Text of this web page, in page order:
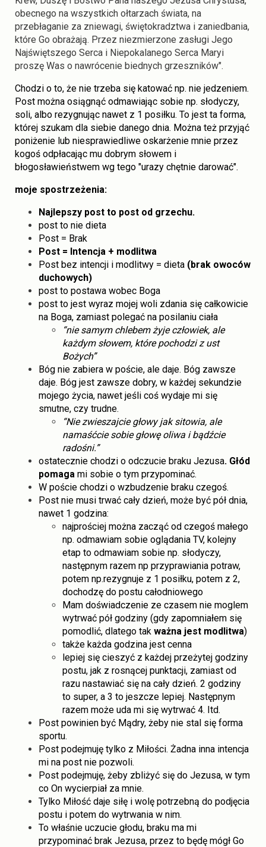
obecnego na wszystkich ołtarzach świata, na
przebłaganie za zniewagi, świętokradztwa i zaniedbania,
które Go obrażają. Przez niezmierzone zasługi Jego
Najświętszego Serca i Niepokalanego Serca Maryi
proszę Was o nawrócenie biednych grzeszników".
Chodzi o to, że nie trzeba się katować np. nie jedzeniem.
Post można osiągnąć odmawiając sobie np. słodyczy,
soli, albo rezygnując nawet z 1 posiłku. To jest ta forma,
której szukam dla siebie danego dnia. Można też przyjąć
poniżenie lub niesprawiedliwe oskarżenie mnie przez
kogoś odpłacając mu dobrym słowem i
błogosławieństwem wg tego "urazy chętnie darować".
moje spostrzeżenia:
Najlepszy post to post od grzechu.
post to nie dieta
Post = Brak
Post = Intencja + modlitwa
Post bez intencji i modlitwy = dieta (brak owoców
duchowych)
post to postawa wobec Boga
post to jest wyraz mojej woli zdania się całkowicie
na Boga, zamiast polegać na posilaniu ciała
“nie samym chlebem żyje człowiek, ale
każdym słowem, które pochodzi z ust
Bożych”
Bóg nie zabiera w poście, ale daje. Bóg zawsze
daje. Bóg jest zawsze dobry, w każdej sekundzie
mojego życia, nawet jeśli coś wydaje mi się
smutne, czy trudne.
“Nie zwieszajcie głowy jak sitowia, ale
namaśćcie sobie głowę oliwa i bądźcie
radośni.”
ostatecznie chodzi o odczucie braku Jezusa. Głód
pomaga mi sobie o tym przypominać.
W poście chodzi o wzbudzenie braku czegoś.
Post nie musi trwać cały dzień, może być pół dnia,
nawet 1 godzina:
najprościej można zacząć od czegoś małego
np. odmawiam sobie oglądania TV, kolejny
etap to odmawiam sobie np. słodyczy,
następnym razem np przyprawiania potraw,
potem np.rezygnuje z 1 posiłku, potem z 2,
dochodzę do postu całodniowego
Mam doświadczenie ze czasem nie moglem
wytrwać pół godziny (gdy zapomniałem się
pomodlić, dlatego tak ważna jest modlitwa)
także każda godzina jest cenna
lepiej się cieszyć z każdej przeżytej godziny
postu, jak z rosnącej punktacji, zamiast od
razu nastawiać się na cały dzień. 2 godziny
to super, a 3 to jeszcze lepiej. Następnym
razem może uda mi się wytrwać 4. Itd.
Post powinien być Mądry, żeby nie stal się forma
sportu.
Post podejmuję tylko z Miłości. Żadna inna intencja
mi na post nie pozwoli.
Post podejmuję, żeby zbliżyć się do Jezusa, w tym
co On wycierpiał za mnie.
Tylko Miłość daje siłę i wolę potrzebną do podjęcia
postu i potem do wytrwania w nim.
To właśnie uczucie głodu, braku ma mi
przypominać brak Jezusa, przez to będę mógł Go